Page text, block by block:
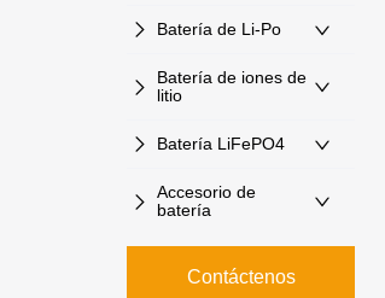
Batería de Li-Po
Batería de iones de
litio
Batería LiFePO4
Accesorio de
batería
Contáctenos